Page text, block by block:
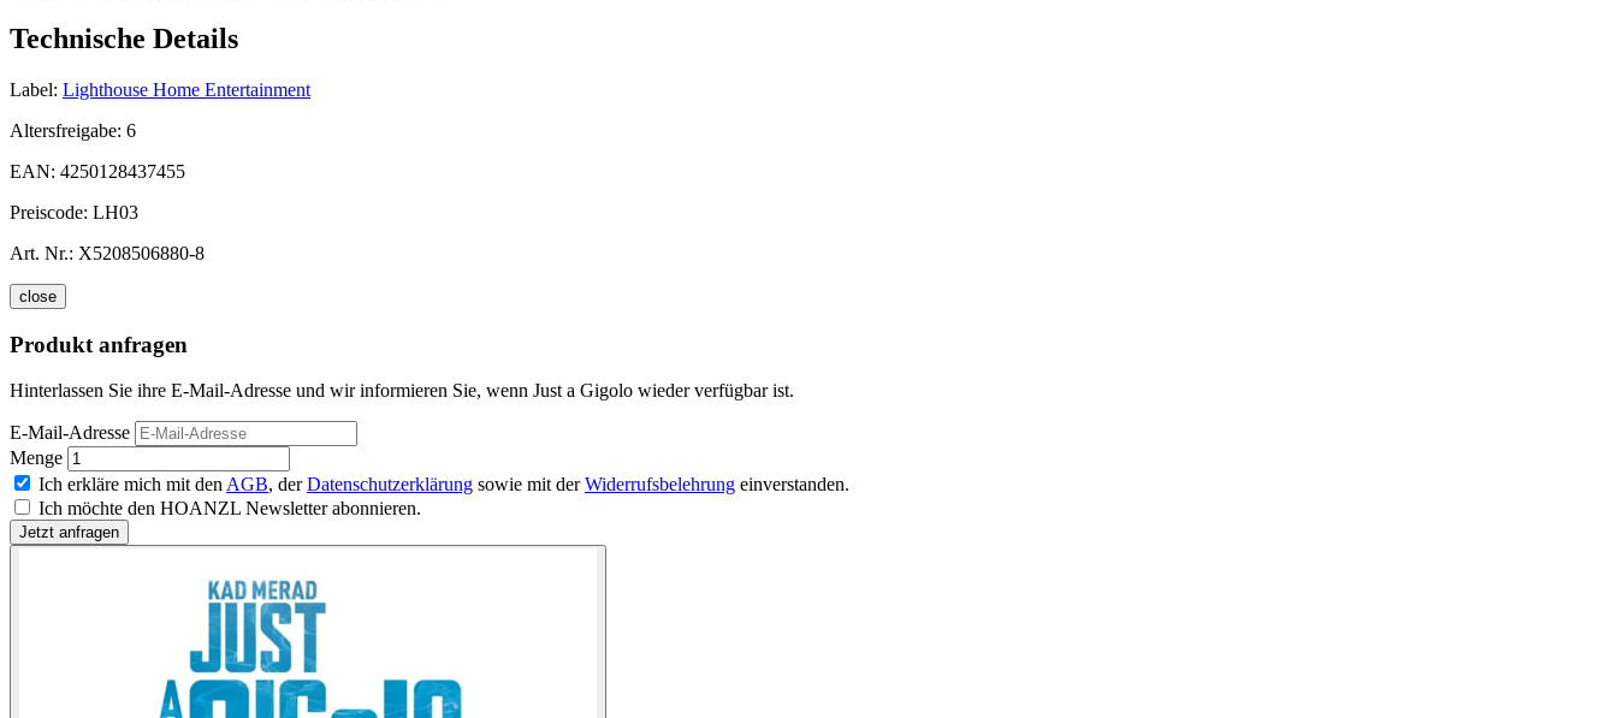
Technische Details
Label: Lighthouse Home Entertainment
Altersfreigabe: 6
EAN: 4250128437455
Preiscode: LH03
Art. Nr.: X5208506880-8
close
Produkt anfragen
Hinterlassen Sie ihre E-Mail-Adresse und wir informieren Sie, wenn Just a Gigolo wieder verfügbar ist.
E-Mail-Adresse
Menge
Ich erkläre mich mit den AGB, derDatenschutzerklärung sowie mit derWiderrufsbelehrung einverstanden.
Ich möchte den HOANZL Newsletter abonnieren.